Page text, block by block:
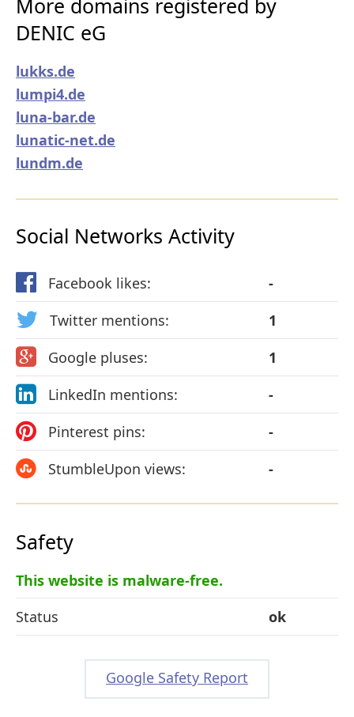
DENIC eG
lukks.de
lumpi4.de
luna-bar.de
lunatic-net.de
lundm.de
Social Networks Activity
Facebook likes:
-
Twitter mentions:
1
Google pluses:
1
LinkedIn mentions:
-
Pinterest pins:
-
StumbleUpon views:
-
Safety
This website is malware-free.
Status
ok
Google Safety Report